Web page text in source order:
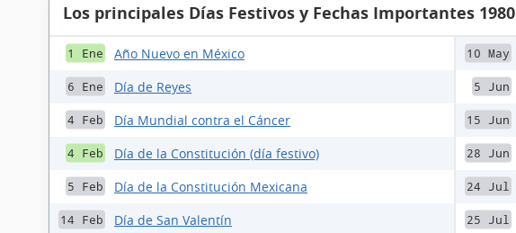
Los principales Días Festivos y Fechas Importantes 1980
1 Ene Año Nuevo en México
6 Ene Día de Reyes
4 Feb Día Mundial contra el Cáncer
4 Feb Día de la Constitución (día festivo)
5 Feb Día de la Constitución Mexicana
14 Feb Día de San Valentín
10 May
5 Jun
15 Jun
28 Jun
24 Jul
25 Jul